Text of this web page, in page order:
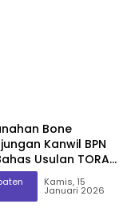
Bone
Kanwil BPN
Usulan TORA
TA 2027Kamis, 15
Januari 2026